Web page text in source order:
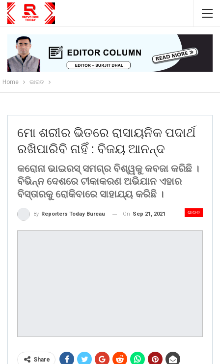
Home ଭାରତ
ମୋ ଶରୀର ଭିତରେ ରାସାୟନିକ ପଦାର୍ଥ
ରଖିପାରିବି ନାହିଁ : ବିଜୟ ଆନନ୍ଦ
କରୋନା ଭାଇରସ୍ ସମଗ୍ର ବିଶ୍ୱକୁ କବଜା କରିଛି ।
ବିଭିନ୍ନ ଦେଶରେ ଟୀକାକରଣ ଅଭିଯାନ ଏହାର
ବିସ୍ତାରକୁ ରୋକିବାରେ ସାହାଯ୍ୟ କରିଛି ।
ଭାରତ
By Reporters Today Bureau On Sep 21, 2021
Share